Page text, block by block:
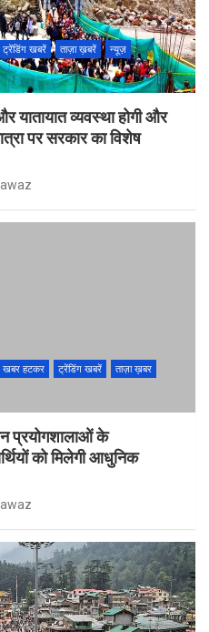
ट्रेंडिंग खबरें ताज़ा ख़बरें
न्यूज़
यातायात व्यवस्था होगी और
पर सरकार का विशेष
खबर हटकर ट्रेंडिंग खबरें
ताज़ा ख़बर
प्रयोगशालाओं के
को मिलेगी आधुनिक